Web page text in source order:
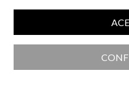
Colaboran